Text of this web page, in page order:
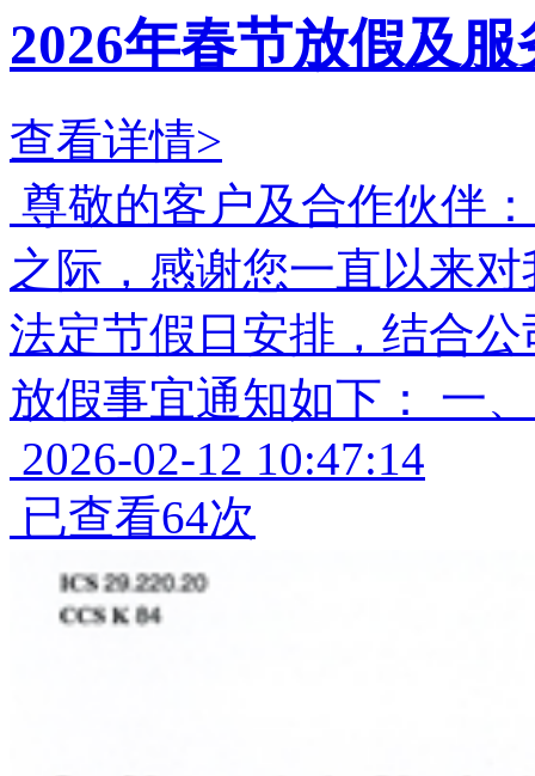
2026年春节放假及
查看详情>
尊敬的客户及合作伙伴
之际，感谢您一直以来
法定节假日安排，结合
放假事宜通知如下： 一
2026-02-12 10:47:14
已查看64次